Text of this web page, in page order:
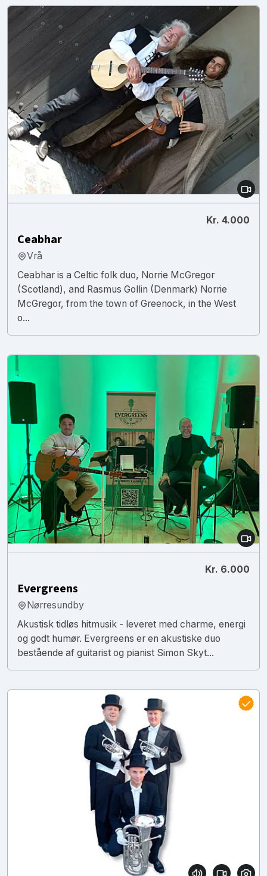
Kr. 4.000
Ceabhar
Vrå
Ceabhar is a Celtic folk duo, Norrie McGregor
(Scotland), and Rasmus Gollin (Denmark) Norrie
McGregor, from the town of Greenock, in the West
o...
Kr. 6.000
Evergreens
Nørresundby
Akustisk tidløs hitmusik - leveret med charme, energi
og godt humør. Evergreens er en akustiske duo
bestående af guitarist og pianist Simon Skyt...